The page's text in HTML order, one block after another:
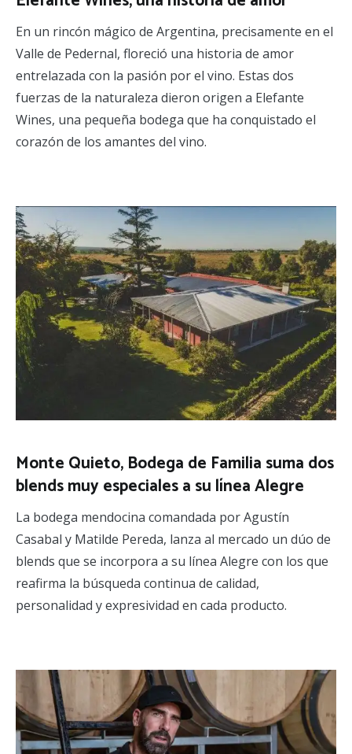
En un rincón mágico de Argentina, precisamente en el
Valle de Pedernal, floreció una historia de amor
entrelazada con la pasión por el vino. Estas dos
fuerzas de la naturaleza dieron origen a Elefante
Wines, una pequeña bodega que ha conquistado el
corazón de los amantes del vino.
Monte Quieto, Bodega de Familia suma dos
blends muy especiales a su línea Alegre
La bodega mendocina comandada por Agustín
Casabal y Matilde Pereda, lanza al mercado un dúo de
blends que se incorpora a su línea Alegre con los que
reafirma la búsqueda continua de calidad,
personalidad y expresividad en cada producto.